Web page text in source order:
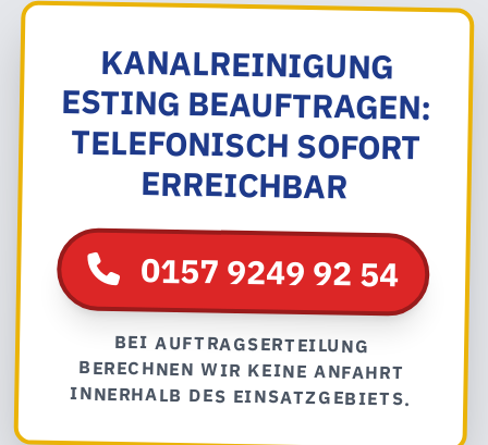
KANALREINIGUNG
ESTING BEAUFTRAGEN:
TELEFONISCH SOFORT
ERREICHBAR
0157 9249 92 54
BEI AUFTRAGSERTEILUNG
BERECHNEN WIR KEINE ANFAHRT
INNERHALB DES EINSATZGEBIETS.